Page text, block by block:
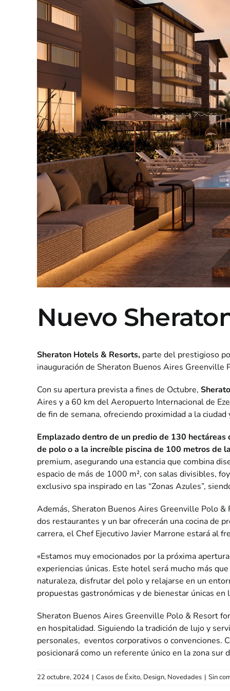
Nuevo
Sheraton Hotels & Resorts, parte del prestigioso
inauguración de Sheraton Buenos Aires
Con su apertura prevista a fines de Octubre,
Aires y a 60 km del Aeropuerto Internacional de
de fin de semana, ofreciendo proximidad a la
Emplazado dentro de un predio de 130
de polo o a la increíble piscina de 100 metros de
premium, asegurando una estancia que combina
espacio de más de 1000 m², con salas divisibles,
exclusivo spa inspirado en las “Zonas Azules”,
Además, Sheraton Buenos Aires Greenville Polo &
dos restaurantes y un bar ofrecerán una cocina de
carrera, el Chef Ejecutivo Javier Marrone estará al
«Estamos muy emocionados por la próxima
experiencias únicas. Este hotel será mucho más
naturaleza, disfrutar del polo y relajarse en un
propuestas gastronómicas y de bienestar únicas en
Sheraton Buenos Aires Greenville Polo & Resort
en hospitalidad. Siguiendo la tradición de lujo y
personales, eventos corporativos o convenciones.
posicionará como un referente único en la zona sur
22 octubre, 2024 | Casos de Éxito, Design, Novedades | Sin